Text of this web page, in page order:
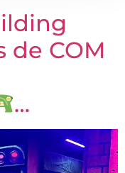
de COM
…